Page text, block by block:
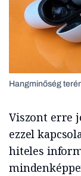
Hangminőség
Viszont erre
ezzel
hiteles